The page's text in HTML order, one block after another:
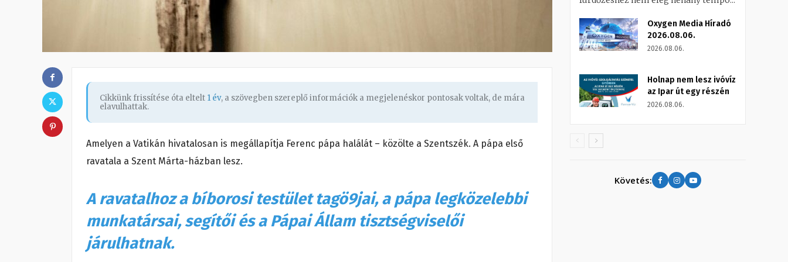
Cikkünk frissítése óta eltelt 1 év, a szövegben szereplő információk a megjelenéskor pontosak voltak, de mára
elavulhattak.
Amelyen a Vatikán hivatalosan is megállapítja Ferenc pápa halálát – közölte a Szentszék. A pápa első
ravatala a Szent Márta-házban lesz.
A ravatalhoz a bíborosi testület tagö9jai, a pápa legközelebbi
munkatársai, segítői és a Pápai Állam tisztségviselői
járulhatnak.
Oxygen Media Híradó
2026.08.06.
2026.08.06.
Holnap nem lesz ivóvíz
az Ipar út egy részén
2026.08.06.
Követés: